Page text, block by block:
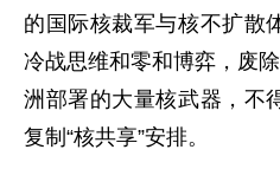
的国际核裁军与核不扩散
冷战思维和零和博弈，废
洲部署的大量核武器，不
复制“核共享”安排。